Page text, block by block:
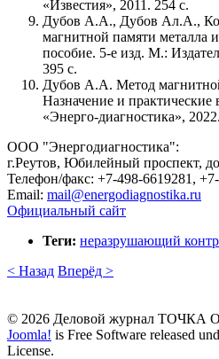
«Известия», 2011. 254 с.
Дубов А.А., Дубов Ал.А.,
магнитной памяти металла
пособие. 5-е изд. М.:
395 с.
Дубов А.А. Метод
Назначение и
«Энерго-диагностика»,
ООО "Энергодиагностика":
г.Реутов, Юбилейный проспект,
Телефон/факс: +7‑498‑6619281,
Email: mail​@​energodiagnostika.ru
Официальный сайт
Теги: неразрушающий
< Назад Вперёд >
© 2026 Деловой журнал
Joomla! is Free Software released
License.